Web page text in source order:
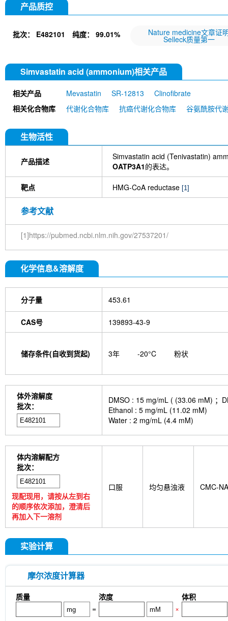
产品质控
批次： E482101 纯度： 99.01% Nature medicine文章证
Selleck质量第一
Simvastatin acid (ammonium)相关产品
相关产品 Mevastatin SR-12813
Clinofibrate
相关化合物库
代谢化合物库 抗癌代谢化合物库 谷氨酰胺代
生物活性
产品描述
Simvastatin acid (Tenivastatin)
OATP3A1的表达。
靶点 HMG-CoA reductase [1]
参考文献
[1]https://pubmed.ncbi.nlm.nih.gov/27537201/
化学信息&溶解度
分子量 453.61
CAS号 139893-43-9
储存条件(自收到货起) 3年 -20°C 粉状
体外溶解度
批次：
DMSO : 15 mg/mL ( (33.06 mM) ；
Ethanol : 5 mg/mL (11.02 mM)
Water : 2 mg/mL (4.4 mM)
体内溶解配方
批次：
现配现用，请按从左到右
的顺序依次添加，澄清后
再加入下一溶剂
口服 均匀悬浊液 CMC-NA
实验计算
摩尔浓度计算器
质量 浓度
体积
=
×